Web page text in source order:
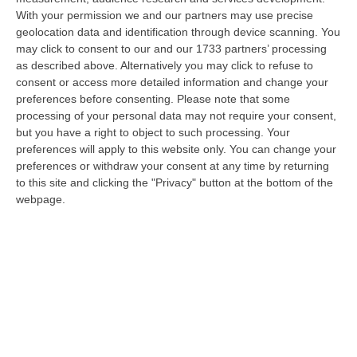
With your permission we and our partners may use precise
geolocation data and identification through device scanning. You
may click to consent to our and our 1733 partners’ processing
as described above. Alternatively you may click to refuse to
consent or access more detailed information and change your
preferences before consenting.
Please note that some
processing of your personal data may not require your consent,
but you have a right to object to such processing. Your
preferences will apply to this website only. You can change your
preferences or withdraw your consent at any time by returning
to this site and clicking the "Privacy" button at the bottom of the
webpage.
Riformismo Di Oggi»
“COSENZA «Cosenza saprà rispondere positivamente alla raccolta firme
promossa da Avanti PSI, perché gli obiettivi che la animano mettono al…
08 Agosto, 16:00
Fondi Migranti, I Legali Dopo La Sentenza: «Chi Ha Aiutato L’Italia
Dovrà Pagare Le Spese Della Solidarietà Sociale»
“Con la sentenza n° 129 del 2026, la seconda sezione giurisdizionale
centrale di appello della Corte dei Conti, il 06 agosto 2026 ha messo l…
08 Agosto, 15:54